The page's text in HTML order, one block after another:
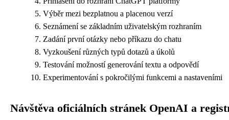
Výběr mezi bezplatnou a placenou verzí
Seznámení se základním uživatelským rozhraním
Zadání první otázky nebo příkazu do chatu
Vyzkoušení různých typů dotazů a úkolů
Testování možností generování textu a odpovědí
Experimentování s pokročilými funkcemi a nastaveními
Návštěva oficiálních stránek OpenAI a